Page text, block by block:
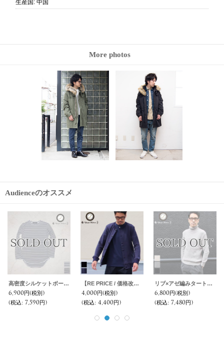
生産国 : 中国
More photos
Audienceのオススメ
【RE PRICE/価格改定】サマーウール調ツイルストレッチ2タックイージーアンクルパンツ【MADE IN JAPAN】『日本製』/ Upscape Audience
6,900円(税別)
(税込: 7,590円)
【RE PRICE/価格改定】麻混デニムワイド2タックアンクルパンツ【MADE IN JAPAN】『日本製』 / Upscape Audience
6,800円(税別)
(税込: 7,480円)
BSQ天竺Vネックロングカーディガンコート【MADE IN JAPAN】『日本製』/ Upscape Audience
9,800円(税別)
(税込: 10,780円)